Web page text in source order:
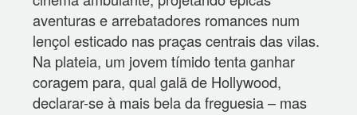
aventuras e arrebatadores romances num
lençol esticado nas praças centrais das vilas.
Na plateia, um jovem tímido tenta ganhar
coragem para, qual galã de Hollywood,
declarar-se à mais bela da freguesia – mas